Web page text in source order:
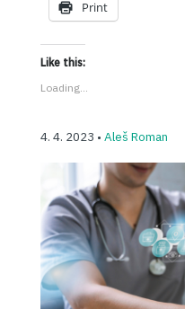
Print
Like this:
Loading...
4. 4. 2023 • Aleš Roman